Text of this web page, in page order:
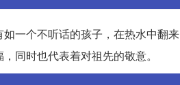
一个不听话的孩子，在热水中翻来
同时也代表着对祖先的敬意。